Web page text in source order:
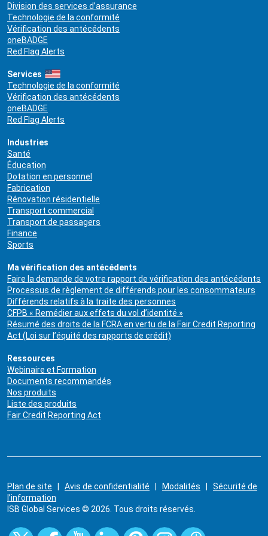
Division des services d’assurance
Technologie de la conformité
Vérification des antécédents
oneBADGE
Red Flag Alerts
Services
Technologie de la conformité
Vérification des antécédents
oneBADGE
Red Flag Alerts
Industries
Santé
Éducation
Dotation en personnel
Fabrication
Rénovation résidentielle
Transport commercial
Transport de passagers
Finance
Sports
Ma vérification des antécédents
Faire la demande de votre rapport de vérification des antécédents
Processus de règlement de différends pour les consommateurs
Différends relatifs à la traite des personnes
CFPB « Remédier aux effets du vol d’identité »
Résumé des droits de la FCRA en vertu de la Fair Credit Reporting
Act (Loi sur l’équité des rapports de crédit)
Ressources
Webinaire et Formation
Documents recommandés
Nos produits
Liste des produits
Fair Credit Reporting Act
Plan de site Avis de confidentialité Modalités
Sécurité de
l’information
ISB Global Services © 2026. Tous droits réservés.